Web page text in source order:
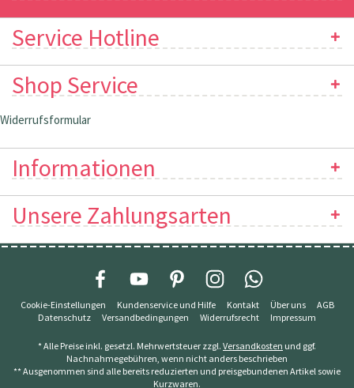
Service Hotline
Shop Service
Widerrufsformular
Informationen
Unsere Zahlungsarten
Cookie-Einstellungen Kundenservice und Hilfe Kontakt Über uns
AGB
Datenschutz
Versandbedingungen Widerrufsrecht Impressum
* Alle Preise inkl. gesetzl. Mehrwertsteuer zzgl. Versandkosten und ggf.
Nachnahmegebühren, wenn nicht anders beschrieben
** Ausgenommen sind alle bereits reduzierten und preisgebundenen Artikel sowie
Kurzwaren.